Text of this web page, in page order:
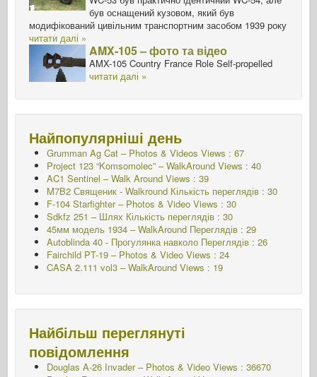
був оснащений кузовом, який був
модифікований цивільним транспортним засобом 1939 року
читати далі »
AMX-105 – фото та відео
AMX-105 Country France Role Self-propelled
читати далі »
Найпопулярніші день
Grumman Ag Cat – Photos & Videos Views : 67
Project 123 “Komsomolec” – WalkAround Views : 40
AC1 Sentinel – Walk Around Views : 39
M7B2 Священик - Walkround Кількість переглядів : 30
F-104 Starfighter – Photos & Video Views : 30
Sdkfz 251 – Шлях Кількість переглядів : 30
45мм модель 1934 – WalkAround Переглядів : 29
Autoblinda 40 - Прогулянка навколо Переглядів : 26
Fairchild PT-19 – Photos & Video Views : 24
CASA 2.111 vol3 – WalkAround Views : 19
Найбільш переглянуті
повідомлення
Douglas A-26 Invader – Photos & Video Views : 36670